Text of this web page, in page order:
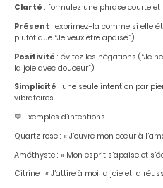
Clarté : formulez une phrase courte et
Présent : exprimez-la comme si elle
plutôt que “Je veux être apaisé”).
Positivité : évitez les négations (“Je
la joie avec douceur”).
Simplicité : une seule intention par
vibratoires.
💬 Exemples d’intentions
Quartz rose : « J’ouvre mon cœur à
Améthyste : « Mon esprit s’apaise et
Citrine : « J’attire à moi la joie et la